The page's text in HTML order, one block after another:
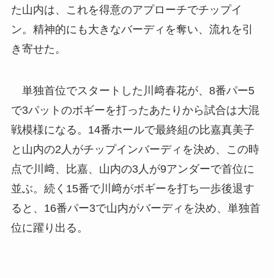
た山内は、これを得意のアプローチでチップイ
ン。精神的にも大きなバーディを奪い、流れを引
き寄せた。
単独首位でスタートした川﨑春花が、8番パー5
で3パットのボギーを打ったあたりから試合は大混
戦模様になる。14番ホールで最終組の比嘉真美子
と山内の2人がチップインバーディを決め、この時
点で川﨑、比嘉、山内の3人が9アンダーで首位に
並ぶ。続く15番で川﨑がボギーを打ち一歩後退す
ると、16番パー3で山内がバーディを決め、単独首
位に躍り出る。